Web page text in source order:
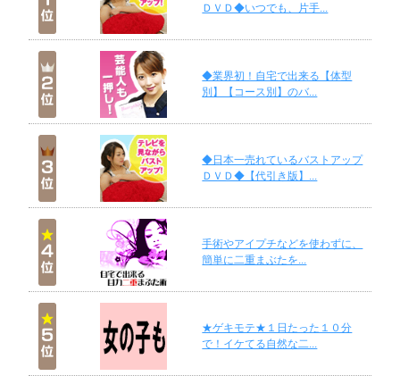
ＤＶＤ◆いつでも、片手...
◆業界初！自宅で出来る【体型
別】【コース別】のバ...
◆日本一売れているバストアップ
ＤＶＤ◆【代引き版】...
手術やアイプチなどを使わずに、
簡単に二重まぶたを...
★ゲキモテ★１日たった１０分
で！イケてる自然な二...